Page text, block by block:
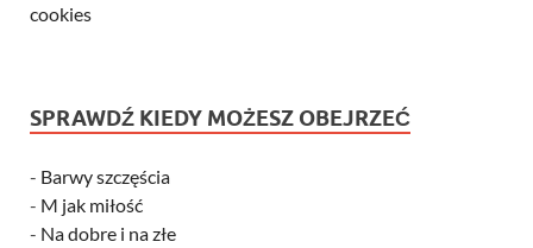
cookies
SPRAWDŹ KIEDY MOŻESZ OBEJRZEĆ
- Barwy szczęścia
- M jak miłość
- Na dobre i na złe